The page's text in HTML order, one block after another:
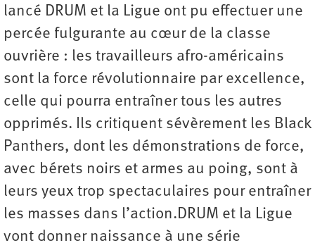
lancé DRUM et la Ligue ont pu effectuer une
percée fulgurante au cœur de la classe
ouvrière : les travailleurs afro-américains
sont la force révolutionnaire par excellence,
celle qui pourra entraîner tous les autres
opprimés. Ils critiquent sévèrement les Black
Panthers, dont les démonstrations de force,
avec bérets noirs et armes au poing, sont à
leurs yeux trop spectaculaires pour entraîner
les masses dans l’action.DRUM et la Ligue
vont donner naissance à une série